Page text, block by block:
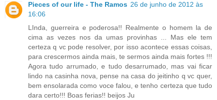
Pieces of our life - The Ramos 26 de junho de 2012 às
16:06
LInda, guerreira e poderosa!! Realmente o homem la de
cima as vezes nos da umas provinhas ... Mas ele tem
certeza q vc pode resolver, por isso acontece essas coisas,
para crescermos ainda mais, te sermos ainda mais fortes !!!
Agora tudo arrumado, e tudo desarrumado, mas vai ficar
lindo na casinha nova, pense na casa do jeitinho q vc quer,
bem ensolarada como voce falou, e tenho certeza que tudo
dara certo!!! Boas ferias!! beijos Ju